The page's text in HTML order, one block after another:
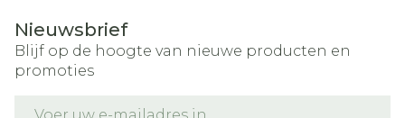
Nieuwsbrief
Blijf op de hoogte van nieuwe producten en
promoties